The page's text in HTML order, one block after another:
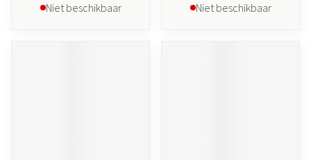
Niet beschikbaar Niet beschikbaar